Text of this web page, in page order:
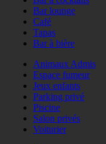
Bar lounge
Café
Tapas
Bar à bière
Animaux Admis
Espace fumeur
Jeux enfants
Parking privé
Piscine
Salon privés
Voiturier